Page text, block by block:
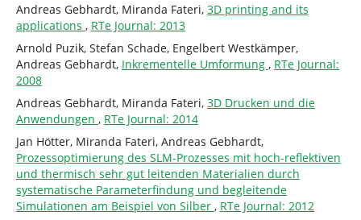
Andreas Gebhardt, Miranda Fateri, 3D printing and its
applications , RTe Journal: 2013
Arnold Puzik, Stefan Schade, Engelbert Westkämper,
Andreas Gebhardt, Inkrementelle Umformung , RTe Journal:
2008
Andreas Gebhardt, Miranda Fateri, 3D Drucken und die
Anwendungen , RTe Journal: 2014
Jan Hötter, Miranda Fateri, Andreas Gebhardt,
Prozessoptimierung des SLM-Prozesses mit hoch-reflektiven
und thermisch sehr gut leitenden Materialien durch
systematische Parameterfindung und begleitende
Simulationen am Beispiel von Silber , RTe Journal: 2012